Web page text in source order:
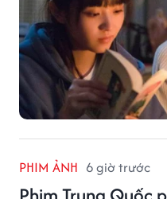
PHIM ẢNH 6 giờ trước